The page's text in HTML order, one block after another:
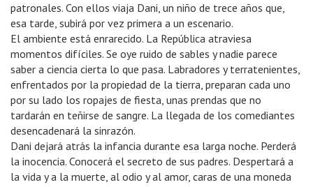
patronales. Con ellos viaja Dani, un niño de trece años que,
esa tarde, subirá por vez primera a un escenario.
El ambiente está enrarecido. La República atraviesa
momentos difíciles. Se oye ruido de sables y nadie parece
saber a ciencia cierta lo que pasa. Labradores y terratenientes,
enfrentados por la propiedad de la tierra, preparan cada uno
por su lado los ropajes de fiesta, unas prendas que no
tardarán en teñirse de sangre. La llegada de los comediantes
desencadenará la sinrazón.
Dani dejará atrás la infancia durante esa larga noche. Perderá
la inocencia. Conocerá el secreto de sus padres. Despertará a
la vida y a la muerte, al odio y al amor, caras de una moneda